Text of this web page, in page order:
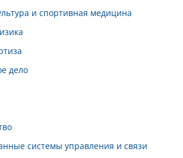
и спортивная медицина
дело
системы управления и связи